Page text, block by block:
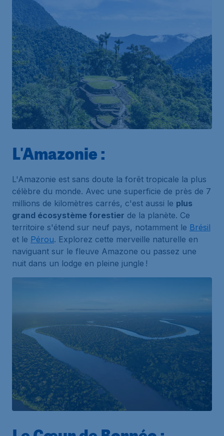
L'Amazonie :
L'Amazonie est sans doute la forêt tropicale la plus
célèbre du monde. Avec une superficie de près de 7
millions de kilomètres carrés, c'est aussi le plus
grand écosystème forestier de la planète. Ce
territoire s'étend sur neuf pays, notamment le Brésil
et le Pérou. Explorez cette merveille naturelle en
naviguant sur le fleuve Amazone ou passez une
nuit dans un lodge en pleine jungle !